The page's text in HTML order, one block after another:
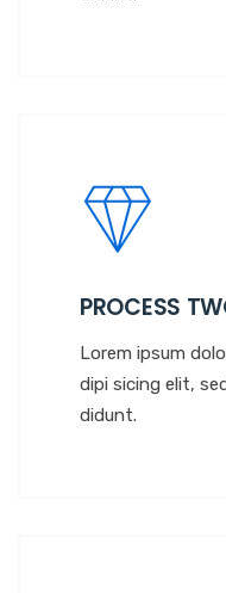
PROCESS
Lorem ipsum
dipi sicing elit,
didunt.